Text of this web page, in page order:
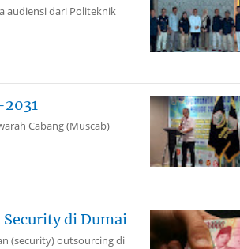
audiensi dari Politeknik
Cabang (Muscab)
Security di Dumai
(security) outsourcing di